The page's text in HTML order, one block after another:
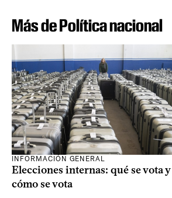
Más de Política nacional
INFORMACIÓN GENERAL
Elecciones internas: qué se vota y
cómo se vota